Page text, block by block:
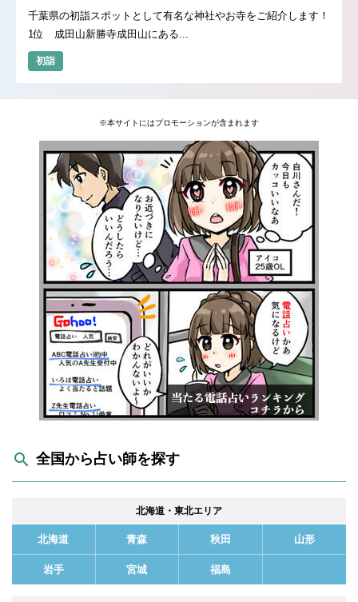
千葉県の初詣スポットとして有名な神社やお寺をご紹介します！
1位 成田山新勝寺成田山にある...
初詣
※本サイトにはプロモーションが含まれます
全国から占い師を探す
北海道・東北エリア
北海道 青森 秋田 山形
岩手 宮城 福島